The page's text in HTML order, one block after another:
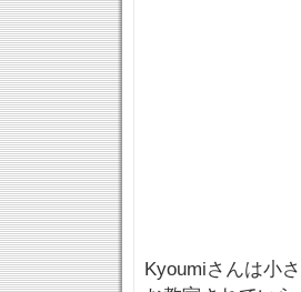
Kyoumiさんは小